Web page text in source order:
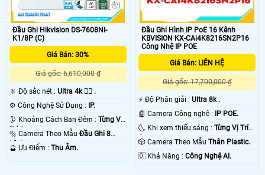
Đầu Ghi Hikvision DS-7608NI-
K1/8P (C)
Giá Bán: 30%
Giá gốc: 6,610,000 ₫
🔆 Độ sắc nét : Ultra 4k 👍🏾 .
⚙ Công Nghệ Sử Dụng :
IP.
🌛 Khoảng Cách Ban Đêm : Từng Vị
Trí Camera .
🔩 Camera Theo Mẫu Đầu Ghi 8
kênh.
️🔮 Ưu Điểm : Thu Âm.
Đầu Ghi Hình IP PoE 16 Kênh
KBVISION KX-CAi4K8216SN2P16
Công Nhệ IP POE
Giá Bán: LIÊN HỆ
Giá gốc: 17,700,000 ₫
️⚡ Độ Phân giải :Ultra 8k .
🤖️ Camera Công nghệ :
IP POE.
🌜 Khi xem thiếu sáng :Từng Vị Trí
Camera .
🎲 Camera Theo MẫuThân Plastic.
️🆑 Khả Năng :Công Nghệ AI.